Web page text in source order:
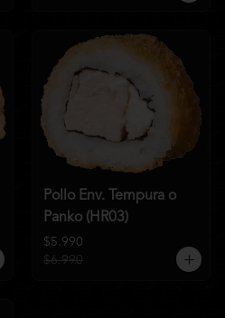
Pollo Env. Tempura o
Panko (HR03)
$5.990
$6.990